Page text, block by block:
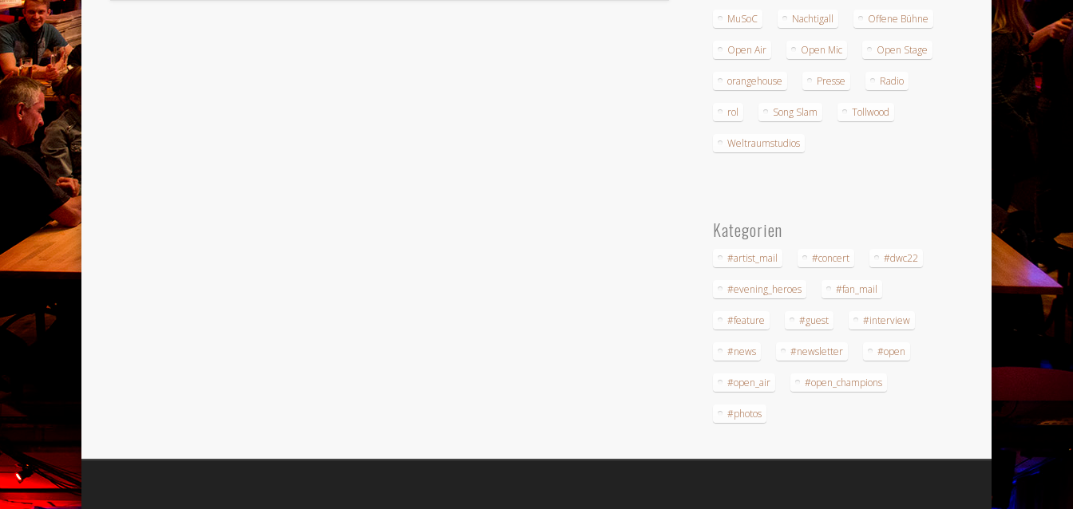
MuSoC Nachtigall Offene Bühne
Open Air Open Mic Open Stage
orangehouse Presse Radio
rol Song Slam Tollwood
Weltraumstudios
Kategorien
#artist_mail #concert #dwc22
#evening_heroes #fan_mail
#feature #guest #interview
#news #newsletter #open
#open_air #open_champions
#photos